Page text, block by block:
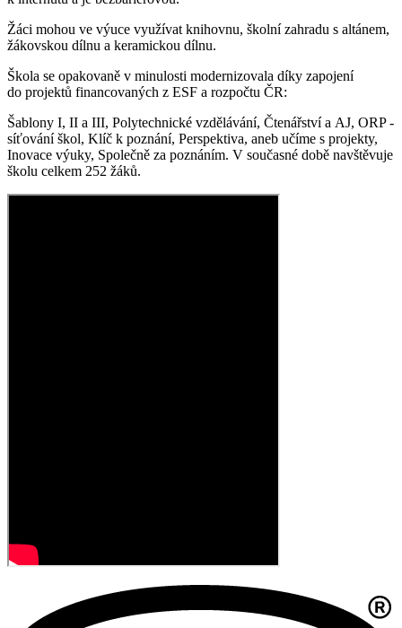
Žáci mohou ve výuce využívat knihovnu, školní zahradu s altánem,
žákovskou dílnu a keramickou dílnu.
Škola se opakovaně v minulosti modernizovala díky zapojení
do projektů financovaných z ESF a rozpočtu ČR:
Šablony I, II a III, Polytechnické vzdělávání, Čtenářství a AJ, ORP -
síťování škol, Klíč k poznání, Perspektiva, aneb učíme s projekty,
Inovace výuky, Společně za poznáním. V současné době navštěvuje
školu celkem 252 žáků.